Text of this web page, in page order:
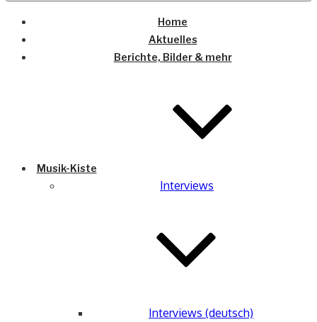
Home
Aktuelles
Berichte, Bilder & mehr
Musik-Kiste
Interviews
Interviews (deutsch)